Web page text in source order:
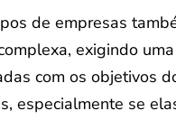
de empresas
exigindo
com os objetivos
especialmente se